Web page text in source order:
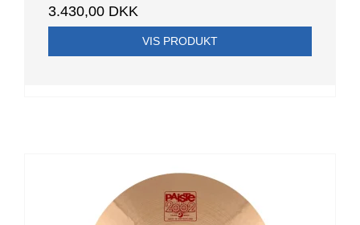
3.430,00 DKK
VIS PRODUKT